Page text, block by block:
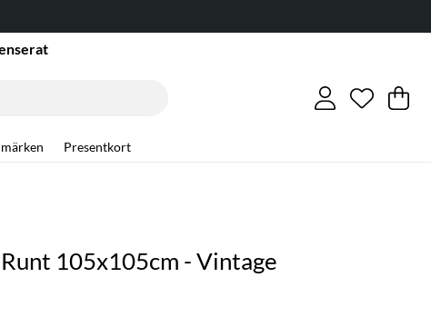
Antal i
. .
Presentkort
105x105cm - Vintage